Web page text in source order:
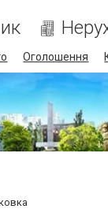
Оголошення